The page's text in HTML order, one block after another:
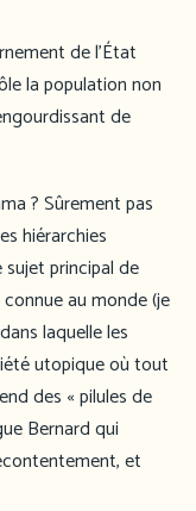
de l’État
la population non
de
? Sûrement pas
hiérarchies
sujet principal de
au monde (je
laquelle les
utopique où tout
des « pilules de
Bernard qui
et